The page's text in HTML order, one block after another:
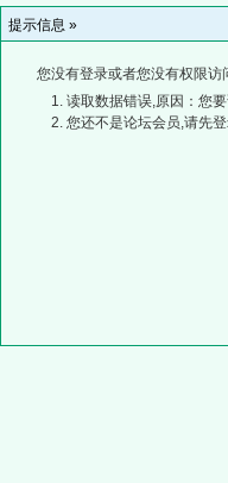
提示信息 »
您没有登录或者您没有权限
读取数据错误,原因：您
您还不是论坛会员,请先